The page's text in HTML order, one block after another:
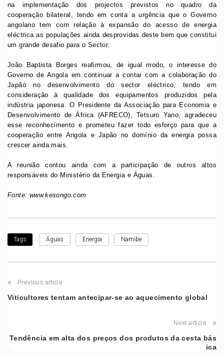
na implementação dos projectos previstos no quadro da
cooperação bilateral, tendo em conta a urgência que o Governo
angolano tem com relação à expansão do acesso de energia
eléctrica as populações ainda desprovidas deste bem que constitui
um grande desafio para o Sector.
João Baptista Borges reafirmou, de igual modo, o interesse do
Governo de Angola em continuar a contar com a colaboração do
Japão no desenvolvimento do sector eléctrico, tendo em
consideração à qualidade dos equipamentos produzidos pela
indústria japonesa. O Presidente da Associação para Economia e
Desenvolvimento de África (AFRECO), Tetsuro Yano, agradeceu
esse reconhecimento e prometeu fazer todo esforço para que a
cooperação entre Angola e Japão no domínio da energia possa
crescer ainda mais.
A reunião contou ainda com a participação de outros altos
responsáveis do Ministério da Energia e Águas.
Fonte: www.kesongo.com
Tags Águas Energia Namibe
Previous article
Viticultores tentam antecipar-se ao aquecimento global
Next article
Tendência em alta dos preços dos produtos da cesta bás
ica